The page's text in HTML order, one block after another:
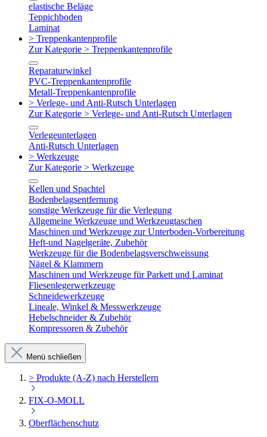
elastische Beläge
Teppichboden
Laminat
> Treppenkantenprofile
Zur Kategorie > Treppenkantenprofile
Reparaturwinkel
PVC-Treppenkantenprofile
Metall-Treppenkantenprofile
> Verlege- und Anti-Rutsch Unterlagen
Zur Kategorie > Verlege- und Anti-Rutsch Unterlagen
Verlegeunterlagen
Anti-Rutsch Unterlagen
> Werkzeuge
Zur Kategorie > Werkzeuge
Kellen und Spachtel
Bodenbelagsentfernung
sonstige Werkzeuge für die Verlegung
Allgemeine Werkzeuge und Werkzeugtaschen
Maschinen und Werkzeuge zur Unterboden-Vorbereitung
Heft-und Nagelgeräte, Zubehör
Werkzeuge für die Bodenbelagsverschweissung
Nägel & Klammern
Maschinen und Werkzeuge für Parkett und Laminat
Fliesenlegerwerkzeuge
Schneidewerkzeuge
Lineale, Winkel & Messwerkzeuge
Hebelschneider & Zubehör
Kompressoren & Zubehör
Menü schließen
> Produkte (A-Z) nach Herstellern
FIX-O-MOLL
Oberflächenschutz